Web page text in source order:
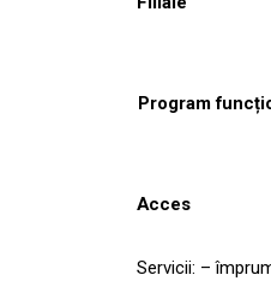
Program
Acces
Servicii: –